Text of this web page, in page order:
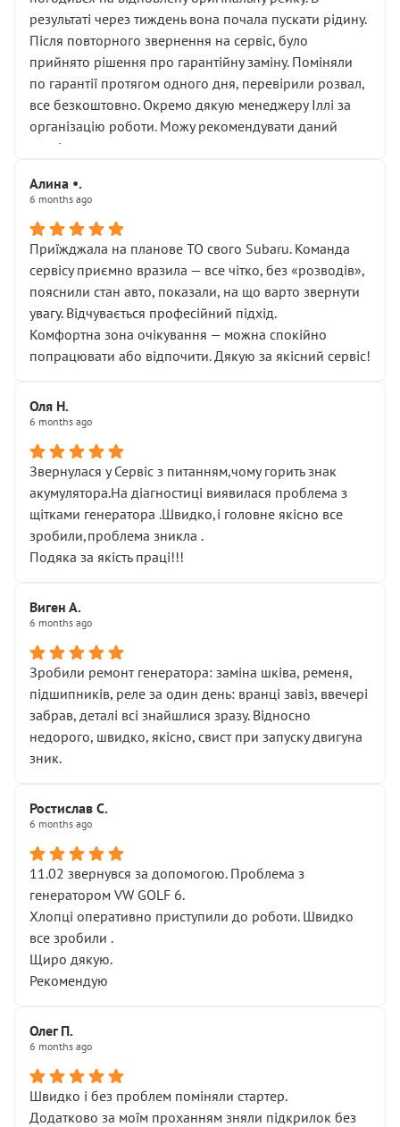
результаті через тиждень вона почала пускати рідину.
Після повторного звернення на сервіс, було
прийнято рішення про гарантійну заміну. Поміняли
по гарантії протягом одного дня, перевірили розвал,
все безкоштовно. Окремо дякую менеджеру Іллі за
організацію роботи. Можу рекомендувати даний
сервіс.
Алина •.
6 months ago
Приїжджала на планове ТО свого Subaru. Команда
сервісу приємно вразила — все чітко, без «розводів»,
пояснили стан авто, показали, на що варто звернути
увагу. Відчувається професійний підхід.
Комфортна зона очікування — можна спокійно
попрацювати або відпочити. Дякую за якісний сервіс!
Оля Н.
6 months ago
Звернулася у Сервіс з питанням,чому горить знак
акумулятора.На діагностиці виявилася проблема з
щітками генератора .Швидко,і головне якісно все
зробили,проблема зникла .
Подяка за якість праці!!!
Виген А.
6 months ago
Зробили ремонт генератора: заміна шківа, ременя,
підшипників, реле за один день: вранці завіз, ввечері
забрав, деталі всі знайшлися зразу. Відносно
недорого, швидко, якісно, свист при запуску двигуна
зник.
Ростислав С.
6 months ago
11.02 звернувся за допомогою. Проблема з
генератором VW GOLF 6.
Хлопці оперативно приступили до роботи. Швидко
все зробили .
Щиро дякую.
Рекомендую
Олег П.
6 months ago
Швидко і без проблем поміняли стартер.
Додатково за моїм проханням зняли підкрилок без